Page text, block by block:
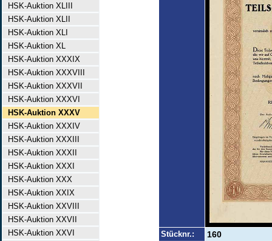
HSK-Auktion XLIII
HSK-Auktion XLII
HSK-Auktion XLI
HSK-Auktion XL
HSK-Auktion XXXIX
HSK-Auktion XXXVIII
HSK-Auktion XXXVII
HSK-Auktion XXXVI
HSK-Auktion XXXV
HSK-Auktion XXXIV
HSK-Auktion XXXIII
HSK-Auktion XXXII
HSK-Auktion XXXI
HSK-Auktion XXX
HSK-Auktion XXIX
HSK-Auktion XXVIII
HSK-Auktion XXVII
HSK-Auktion XXVI
Stücknr.: 160